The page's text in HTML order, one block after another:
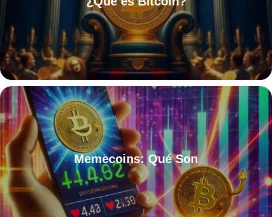
Memecoins: Qué Son